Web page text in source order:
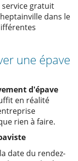
gratuit
dans le
une épave
d'épave
en réalité
rien à faire.
date du rendez-